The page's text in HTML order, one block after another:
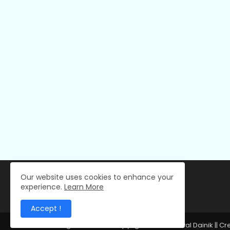
All Right Reserved Copyright © 2024 Deval Dainik ||
Our website uses cookies to enhance your
experience. Learn More
Accept !